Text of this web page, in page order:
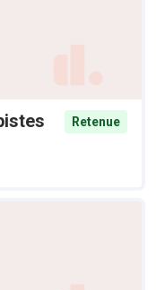
Retenue